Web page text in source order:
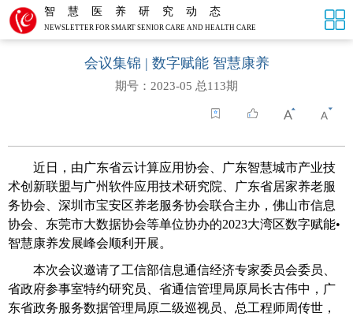
智慧医养研究动态
NEWSLETTER FOR SMART SENIOR CARE AND HEALTH CARE
会议集锦 | 数字赋能 智慧康养
期号：2023-05 总113期
近日，由广东省云计算应用协会、广东智慧城市产业技
术创新联盟与广州软件应用技术研究院、广东省居家养老服
务协会、深圳市宝安区养老服务协会联合主办，佛山市信息
协会、东莞市大数据协会等单位协办的2023大湾区数字赋能•
智慧康养发展峰会顺利开展。
本次会议邀请了工信部信息通信经济专家委员会委员、
省政府参事室特约研究员、省通信管理局原局长古伟中，广
东省政务服务数据管理局原二级巡视员、总工程师周传世，